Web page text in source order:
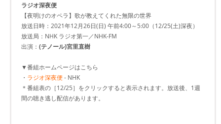
ラジオ深夜便
【夜明けのオペラ】歌が教えてくれた無限の世界
放送日時：2021年12月26日(日) 午前4:00～5:00（12/25(土)深夜）
放送局：NHK ラジオ第一／NHK-FM
出演： (テノール)宮里直樹
▼番組ホームページはこちら
・ ラジオ深夜便- NHK
＊番組表の［12/25］をクリックすると表示されます。放送後、1週
間の聴き逃し配信があります。